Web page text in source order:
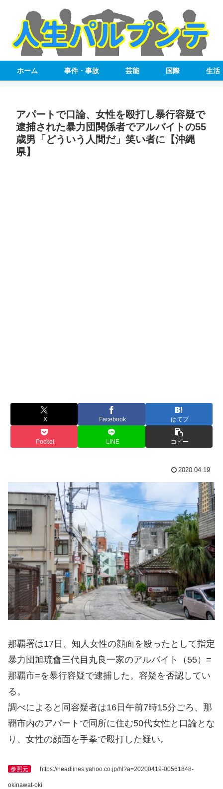
ホーム 事件・事故 芸能 国際 生活
アパートで口論、女性を殴打し暴行容疑で
逮捕された暴力団関係者でアルバイトの55
歳男「どういう人間だ」笑い者に【沖縄
県】
X Facebook はてブ
Pocket LINE コピー
2020.04.19
那覇署は17日、知人女性の顔面を殴ったとして指定
暴力団旭琉會三代目丸良一家のアルバイト（55）=
那覇市=を暴行容疑で逮捕した。容疑を否認してい
る。
調べによると同容疑者は16日午前7時15分ごろ、那
覇市内のアパートで同所に住む50代女性と口論とな
り、女性の顔面を手拳で殴打した疑い。
参照元 https://headlines.yahoo.co.jp/hl?a=20200419-00561848-
okinawat-oki